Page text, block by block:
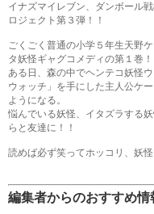
イナズマイレブン、ダンボール
ロジェクト第３弾！！
ごくごく普通の小学５年生天野
タ妖怪ギャグコメディの第１巻！
ある日、森の中でヘンテコ妖怪
ウォッチ」を手にした主人公ケ
ようになる。
悩んでいる妖怪、イタズラする
らと友達に！！
読めば必ず笑ってホッコリ、妖
編集者からのおすすめ情